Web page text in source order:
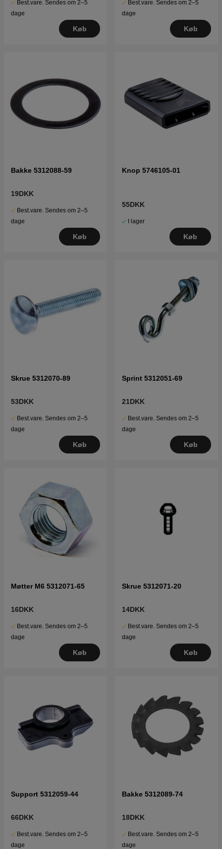
Best.vare. Sendes om 2–5
dage
Køb
Best.vare. Sendes om 2–5
dage
Køb
Bakke 5312088-59
19DKK
Best.vare. Sendes om 2–5
dage
Køb
Knop 5746105-01
55DKK
I lager
Køb
Skrue 5312070-89
53DKK
Best.vare. Sendes om 2–5
dage
Køb
Sprint 5312051-69
21DKK
Best.vare. Sendes om 2–5
dage
Køb
Møtter M6 5312071-65
16DKK
Best.vare. Sendes om 2–5
dage
Køb
Skrue 5312071-20
14DKK
Best.vare. Sendes om 2–5
dage
Køb
Support 5312059-44
66DKK
Best.vare. Sendes om 2–5
dage
Bakke 5312089-74
18DKK
Best.vare. Sendes om 2–5
dage